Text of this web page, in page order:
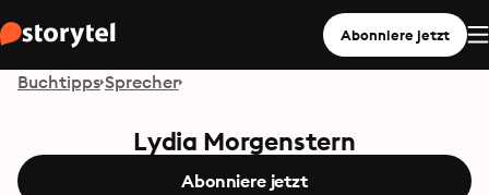
Abonniere jetzt
Buchtipps Sprecher
Lydia Morgenstern
Abonniere jetzt